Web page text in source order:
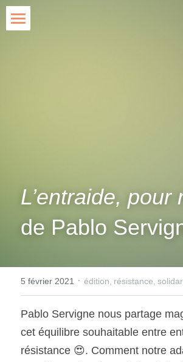
L’entraide, pour
de Pablo
5 février 2021 · édition, résistance,
Pablo Servigne nous partage
cet équilibre souhaitable entre
résistance 😍. Comment notre